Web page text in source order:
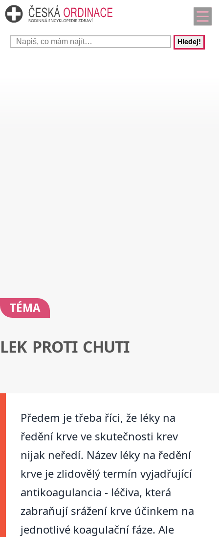
Hledej!
TÉMA
LEK PROTI CHUTI
Předem je třeba říci, že léky na
ředění krve ve skutečnosti krev
nijak neředí. Název léky na ředění
krve je zlidovělý termín vyjadřující
antikoagulancia - léčiva, která
zabraňují srážení krve účinkem na
jednotlivé koagulační fáze. Ale